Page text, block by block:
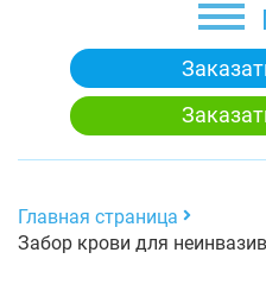
Главная страница
Забор крови для